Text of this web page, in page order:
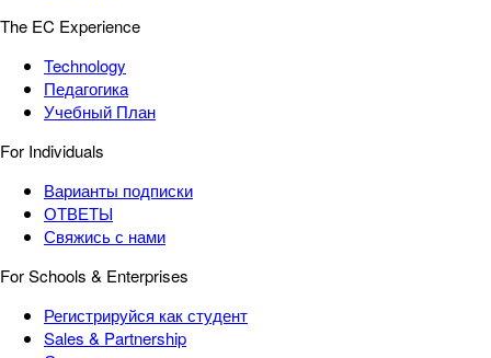
The EC Experience
Technology
Педагогика
Учебный План
For Individuals
Варианты подписки
ОТВЕТЫ
Свяжись с нами
For Schools & Enterprises
Регистрируйся как студент
Sales & Partnership